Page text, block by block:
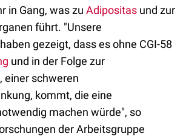
in Gang, was zu Adipositas und zur
führt. "Unsere
gezeigt, dass es ohne CGI-58
und in der Folge zur
, einer schweren
kommt, die eine
machen würde", so
der Arbeitsgruppe